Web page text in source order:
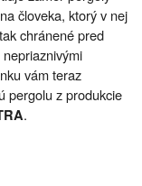
človeka, ktorý v nej
chránené pred
vám teraz
pergolu z produkcie
.